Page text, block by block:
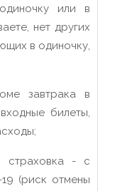
или в
нет других
в одиночку,
завтрака в
билеты,
страховка - с
(риск отмены